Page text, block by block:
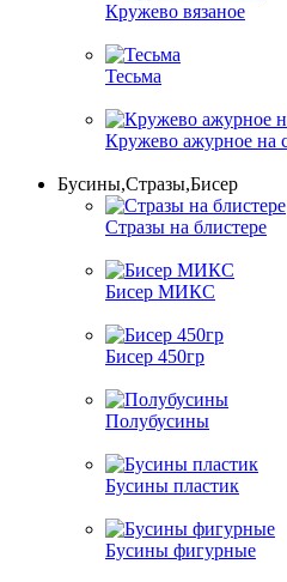
Кружево вязаное
Тесьма
Кружево ажурное на
Бусины,Стразы,Бисер
Стразы на блистере
Бисер МИКС
Бисер 450гр
Полубусины
Бусины пластик
Бусины фигурные